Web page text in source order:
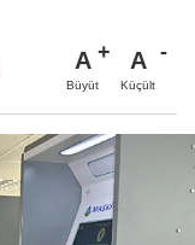
A
Büyüt
A
Küçült